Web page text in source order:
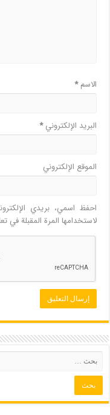
الاسم*
البريد الإلكتروني*
الموقع الإلكتروني
احفظ اسمي، بريدي
لاستخدامها المرة المقبلة في